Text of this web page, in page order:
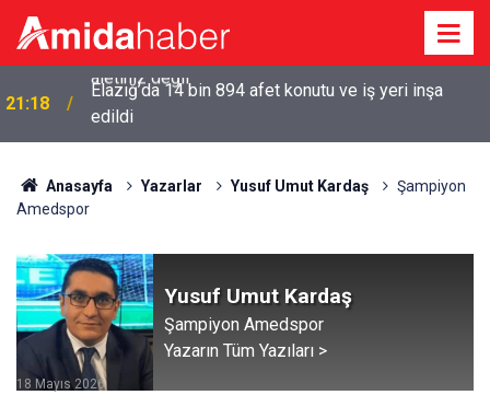
21:18
Elazığ’da 14 bin 894 afet konutu ve iş yeri inşa
edildi
Anasayfa Yazarlar Yusuf Umut Kardaş
Şampiyon
Amedspor
Yusuf Umut Kardaş
Şampiyon Amedspor
Yazarın Tüm Yazıları >
18 Mayıs 2026